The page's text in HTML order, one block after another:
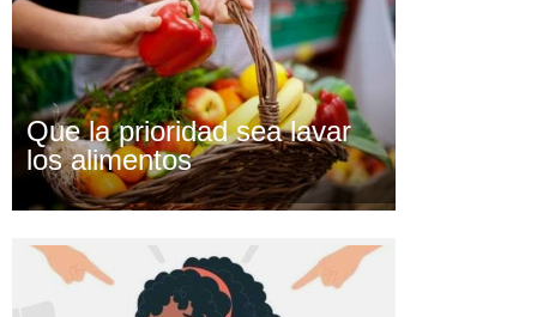
Que la prioridad sea lavar
los alimentos